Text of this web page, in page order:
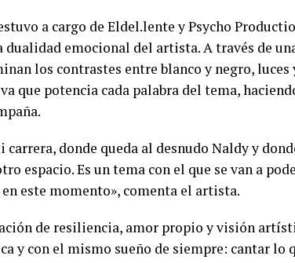
a cargo de Eldel.lente y Psycho
emocional del artista. A través de
los contrastes entre blanco y negro, luces
que potencia cada palabra del tema,
donde queda al desnudo Naldy y
espacio. Es un tema con el que se van a
este momento», comenta el artista.
de resiliencia, amor propio y visión
y con el mismo sueño de siempre: cantar lo